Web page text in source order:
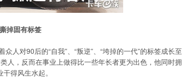
掉固有标签
对90后的“自我”、“叛逆”、“垮掉的一代”的标签成长至
人，反而在事业上做得比一些年长者更为出色，他同时拥
得风生水起。